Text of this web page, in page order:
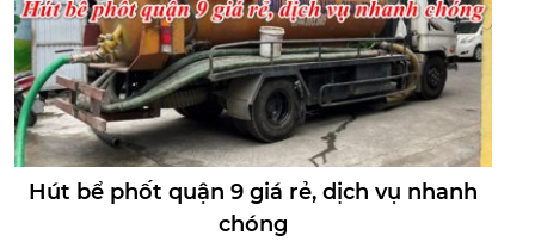
Hút bể phốt quận 9 giá rẻ, dịch vụ nhanh
chóng